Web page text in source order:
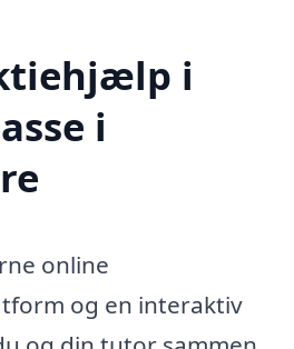
i
i
online
og en interaktiv